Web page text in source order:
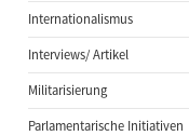
Internationalismus
Interviews/ Artikel
Militarisierung
Parlamentarische Initiativen